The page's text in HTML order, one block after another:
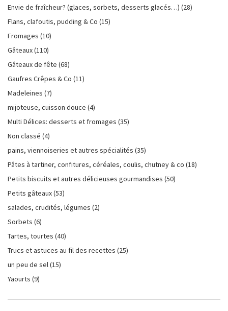
Envie de fraîcheur? (glaces, sorbets, desserts glacés…) (28)
Flans, clafoutis, pudding & Co (15)
Fromages (10)
Gâteaux(110)
Gâteaux de fête (68)
Gaufres Crêpes & Co (11)
Madeleines (7)
mijoteuse, cuisson douce (4)
Multi Délices: desserts et fromages (35)
Non classé (4)
pains, viennoiseries et autres spécialités (35)
Pâtes à tartiner, confitures, céréales, coulis, chutney & co (18)
Petits biscuits et autres délicieuses gourmandises (50)
Petits gâteaux(53)
salades, crudités, légumes (2)
Sorbets (6)
Tartes, tourtes (40)
Trucs et astuces au fil des recettes (25)
un peu de sel(15)
Yaourts (9)